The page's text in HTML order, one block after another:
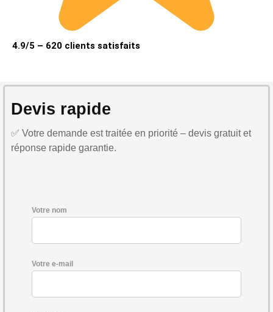
4.9/5 – 620 clients satisfaits
Devis rapide
✅ Votre demande est traitée en priorité – devis gratuit et
réponse rapide garantie.
Votre nom
Votre e-mail